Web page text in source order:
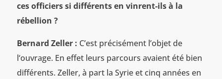
ces officiers si différents en vinrent-ils à la
rébellion ?
Bernard Zeller : C’est précisément l’objet de
l‘ouvrage. En effet leurs parcours avaient été bien
différents. Zeller, à part la Syrie et cinq années en